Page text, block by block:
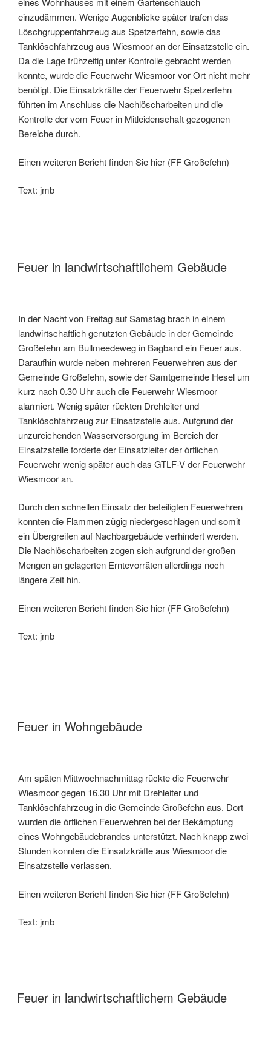
einzudämmen. Wenige Augenblicke später trafen das
Löschgruppenfahrzeug aus Spetzerfehn, sowie das
Tanklöschfahrzeug aus Wiesmoor an der Einsatzstelle ein.
Da die Lage frühzeitig unter Kontrolle gebracht werden
konnte, wurde die Feuerwehr Wiesmoor vor Ort nicht mehr
benötigt. Die Einsatzkräfte der Feuerwehr Spetzerfehn
führten im Anschluss die Nachlöscharbeiten und die
Kontrolle der vom Feuer in Mitleidenschaft gezogenen
Bereiche durch.
Einen weiteren Bericht finden Sie hier (FF Großefehn)
Text: jmb
Feuer in landwirtschaftlichem Gebäude
In der Nacht von Freitag auf Samstag brach in einem
landwirtschaftlich genutzten Gebäude in der Gemeinde
Großefehn am Bullmeedeweg in Bagband ein Feuer aus.
Daraufhin wurde neben mehreren Feuerwehren aus der
Gemeinde Großefehn, sowie der Samtgemeinde Hesel um
kurz nach 0.30 Uhr auch die Feuerwehr Wiesmoor
alarmiert. Wenig später rückten Drehleiter und
Tanklöschfahrzeug zur Einsatzstelle aus. Aufgrund der
unzureichenden Wasserversorgung im Bereich der
Einsatzstelle forderte der Einsatzleiter der örtlichen
Feuerwehr wenig später auch das GTLF-V der Feuerwehr
Wiesmoor an.
Durch den schnellen Einsatz der beteiligten Feuerwehren
konnten die Flammen zügig niedergeschlagen und somit
ein Übergreifen auf Nachbargebäude verhindert werden.
Die Nachlöscharbeiten zogen sich aufgrund der großen
Mengen an gelagerten Erntevorräten allerdings noch
längere Zeit hin.
Einen weiteren Bericht finden Sie hier (FF Großefehn)
Text: jmb
Feuer in Wohngebäude
Am späten Mittwochnachmittag rückte die Feuerwehr
Wiesmoor gegen 16.30 Uhr mit Drehleiter und
Tanklöschfahrzeug in die Gemeinde Großefehn aus. Dort
wurden die örtlichen Feuerwehren bei der Bekämpfung
eines Wohngebäudebrandes unterstützt. Nach knapp zwei
Stunden konnten die Einsatzkräfte aus Wiesmoor die
Einsatzstelle verlassen.
Einen weiteren Bericht finden Sie hier (FF Großefehn)
Text: jmb
Feuer in landwirtschaftlichem Gebäude